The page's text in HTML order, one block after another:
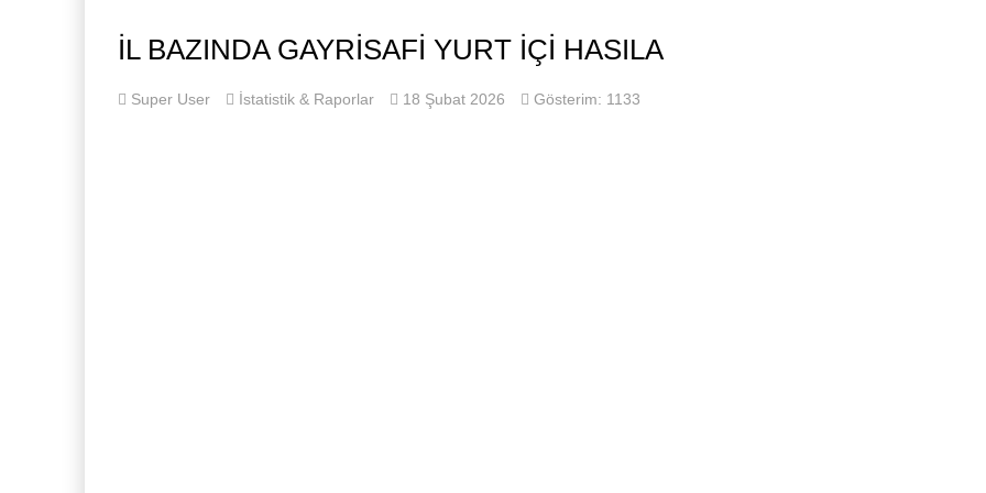
İL BAZINDA GAYRISAFI YURT İÇI HASILA
Super User İstatistik & Raporlar 18 Şubat 2026 Gösterim: 1133